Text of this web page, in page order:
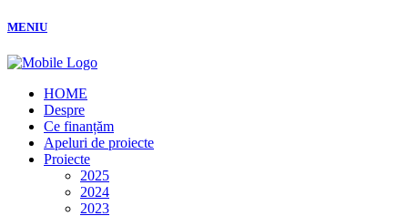
MENIU
HOME
Despre
Ce finanțăm
Apeluri de proiecte
Proiecte
2025
2024
2023